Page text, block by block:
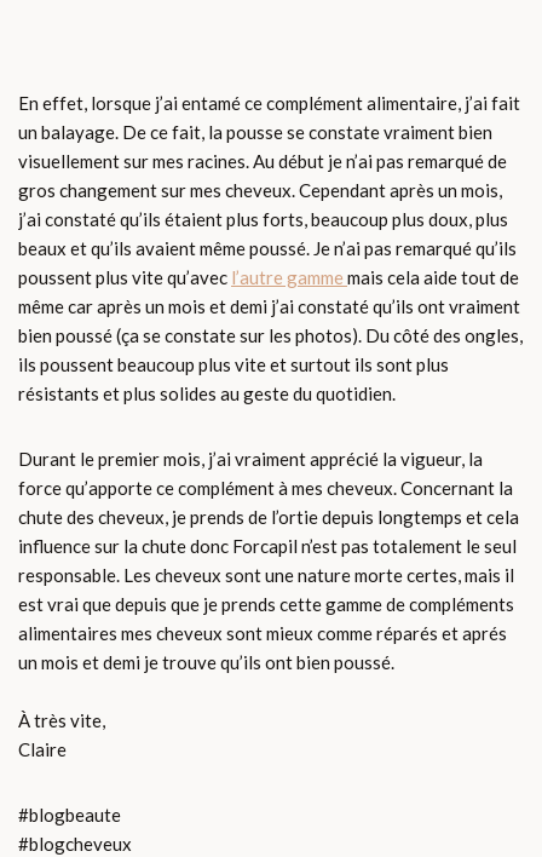
En effet, lorsque j’ai entamé ce complément alimentaire, j’ai fait
un balayage. De ce fait, la pousse se constate vraiment bien
visuellement sur mes racines. Au début je n’ai pas remarqué de
gros changement sur mes cheveux. Cependant après un mois,
j’ai constaté qu’ils étaient plus forts, beaucoup plus doux, plus
beaux et qu’ils avaient même poussé. Je n’ai pas remarqué qu’ils
poussent plus vite qu’avec l’autre gamme mais cela aide tout de
même car après un mois et demi j’ai constaté qu’ils ont vraiment
bien poussé (ça se constate sur les photos). Du côté des ongles,
ils poussent beaucoup plus vite et surtout ils sont plus
résistants et plus solides au geste du quotidien.
Durant le premier mois, j’ai vraiment apprécié la vigueur, la
force qu’apporte ce complément à mes cheveux. Concernant la
chute des cheveux, je prends de l’ortie depuis longtemps et cela
influence sur la chute donc Forcapil n’est pas totalement le seul
responsable. Les cheveux sont une nature morte certes, mais il
est vrai que depuis que je prends cette gamme de compléments
alimentaires mes cheveux sont mieux comme réparés et aprés
un mois et demi je trouve qu’ils ont bien poussé.
À très vite,
Claire
#blogbeaute
#blogcheveux